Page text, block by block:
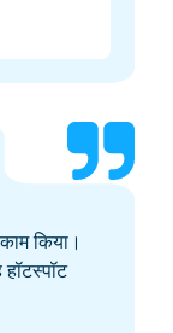
किया।